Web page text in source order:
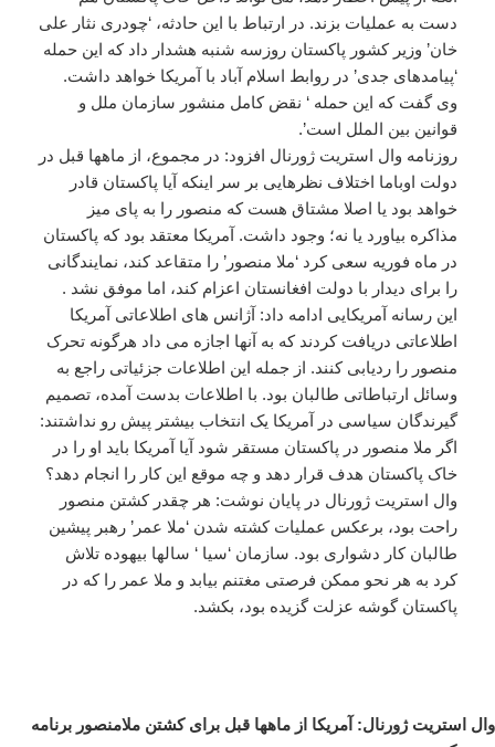
دست به عملیات بزند. در ارتباط با این حادثه، ‘چودری نثار علی
خان’ وزیر کشور پاکستان روزسه شنبه هشدار داد که این حمله
‘پیامدهای جدی’ در روابط اسلام آباد با آمریکا خواهد داشت.
وی گفت که این حمله ‘ نقض کامل منشور سازمان ملل و
قوانین بین الملل است’.
روزنامه وال استریت ژورنال افزود: در مجموع، از ماهها قبل در
دولت اوباما اختلاف نظرهایی بر سر اینکه آیا پاکستان قادر
خواهد بود یا اصلا مشتاق هست که منصور را به پای میز
مذاکره بیاورد یا نه؛ وجود داشت. آمریکا معتقد بود که پاکستان
در ماه فوریه سعی کرد ‘ملا منصور’ را متقاعد کند، نمایندگانی
را برای دیدار با دولت افغانستان اعزام کند، اما موفق نشد .
این رسانه آمریکایی ادامه داد: آژانس های اطلاعاتی آمریکا
اطلاعاتی دریافت کردند که به آنها اجازه می داد هرگونه تحرک
منصور را ردیابی کنند. از جمله این اطلاعات جزئیاتی راجع به
وسائل ارتباطاتی طالبان بود. با اطلاعات بدست آمده، تصمیم
گیرندگان سیاسی در آمریکا یک انتخاب بیشتر پیش رو نداشتند:
اگر ملا منصور در پاکستان مستقر شود آیا آمریکا باید او را در
خاک پاکستان هدف قرار دهد و چه موقع این کار را انجام دهد؟
وال استریت ژورنال در پایان نوشت: هر چقدر کشتن منصور
راحت بود، برعکس عملیات کشته شدن ‘ملا عمر’ رهبر پیشین
طالبان کار دشواری بود. سازمان ‘سیا ‘ سالها بیهوده تلاش
کرد به هر نحو ممکن فرصتی مغتنم بیابد و ملا عمر را که در
پاکستان گوشه عزلت گزیده بود، بکشد.
وال استریت ژورنال: آمریکا از ماهها قبل برای کشتن ملامنصور برنامه